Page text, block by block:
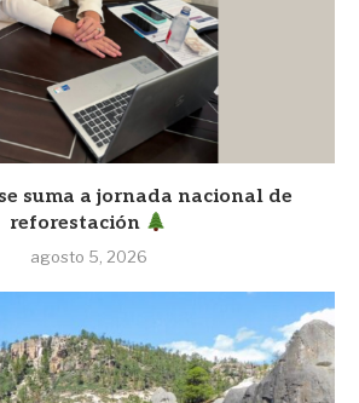
suma a jornada nacional de
reforestación
agosto 5, 2026